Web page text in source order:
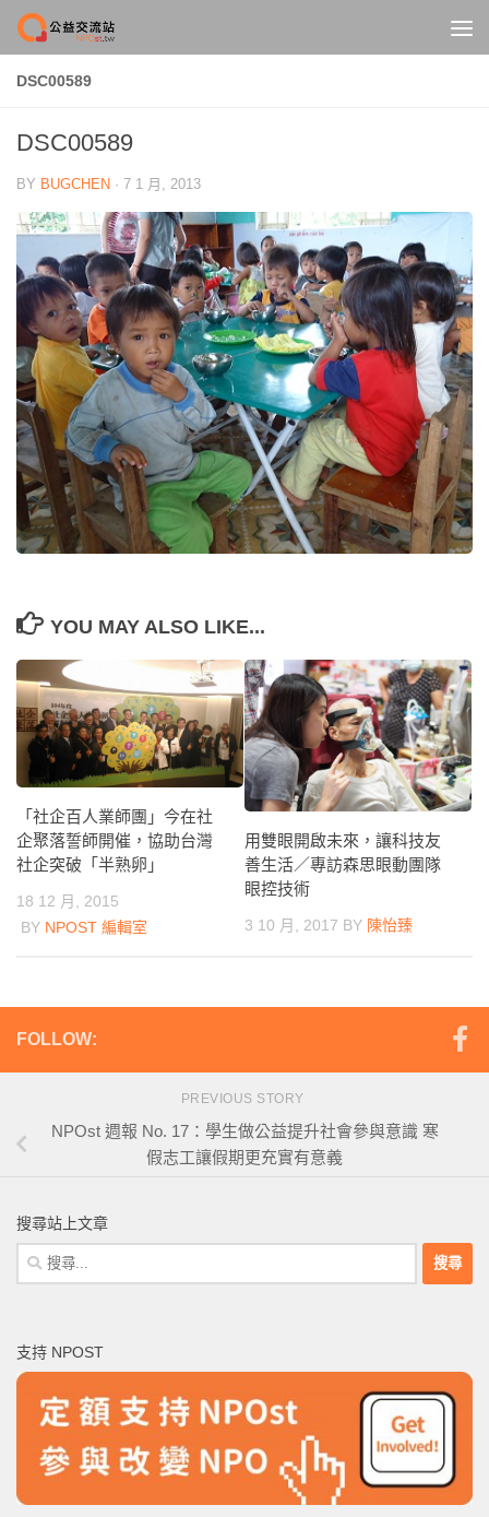
Skip to content
DSC00589
DSC00589
BY BUGCHEN · 7 1 月, 2013
YOU MAY ALSO LIKE...
「社企百人業師團」今在社
企聚落誓師開催，協助台灣
社企突破「半熟卵」
18 12 月, 2015
BY NPOST 編輯室
用雙眼開啟未來，讓科技友
善生活／專訪森思眼動團隊
眼控技術
3 10 月, 2017 BY 陳怡臻
FOLLOW:
PREVIOUS STORY
NPOst 週報 No. 17：學生做公益提升社會參與意識 寒
假志工讓假期更充實有意義
搜尋站上文章
搜
尋
字:
支持 NPOST